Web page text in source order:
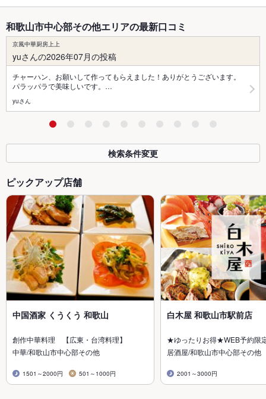
和歌山市中心部その他エリアの最新口コミ
京風中華厨房上上
yuさんの2026年07月の投稿
チャーハン、お願いして作ってもらえました！ありがとうございます。
パラッパラで美味しいです。…
yuさん
検索条件変更
ピックアップ店舗
中国酒家 くうくう 和歌山
創作中華料理 【広東・台湾料理】
中華/和歌山市中心部その他
1501～2000円 501～1000円
白木屋 和歌山市駅前店
★ゆったりお得★WEB予約限
居酒屋/和歌山市中心部その他
2001～3000円